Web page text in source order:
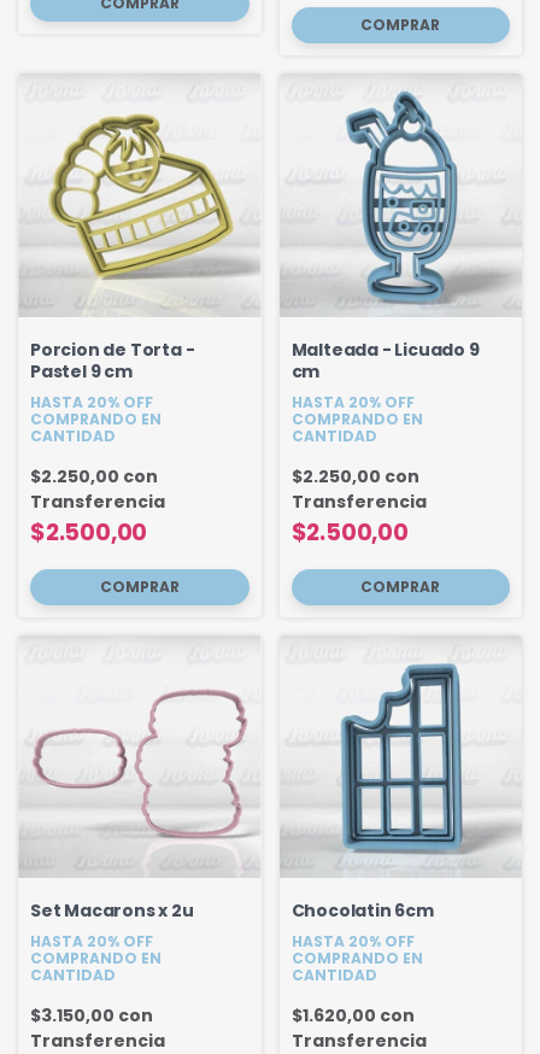
Porcion de Torta -
Pastel 9 cm
HASTA 20% OFF
COMPRANDO EN
CANTIDAD
$2.500,00
$2.250,00 con
Transferencia
Malteada - Licuado 9
cm
HASTA 20% OFF
COMPRANDO EN
CANTIDAD
$2.500,00
$2.250,00 con
Transferencia
Set Macarons x 2u
HASTA 20% OFF
COMPRANDO EN
CANTIDAD
$3.150,00 con
Transferencia
Chocolatin 6cm
HASTA 20% OFF
COMPRANDO EN
CANTIDAD
$1.620,00 con
Transferencia